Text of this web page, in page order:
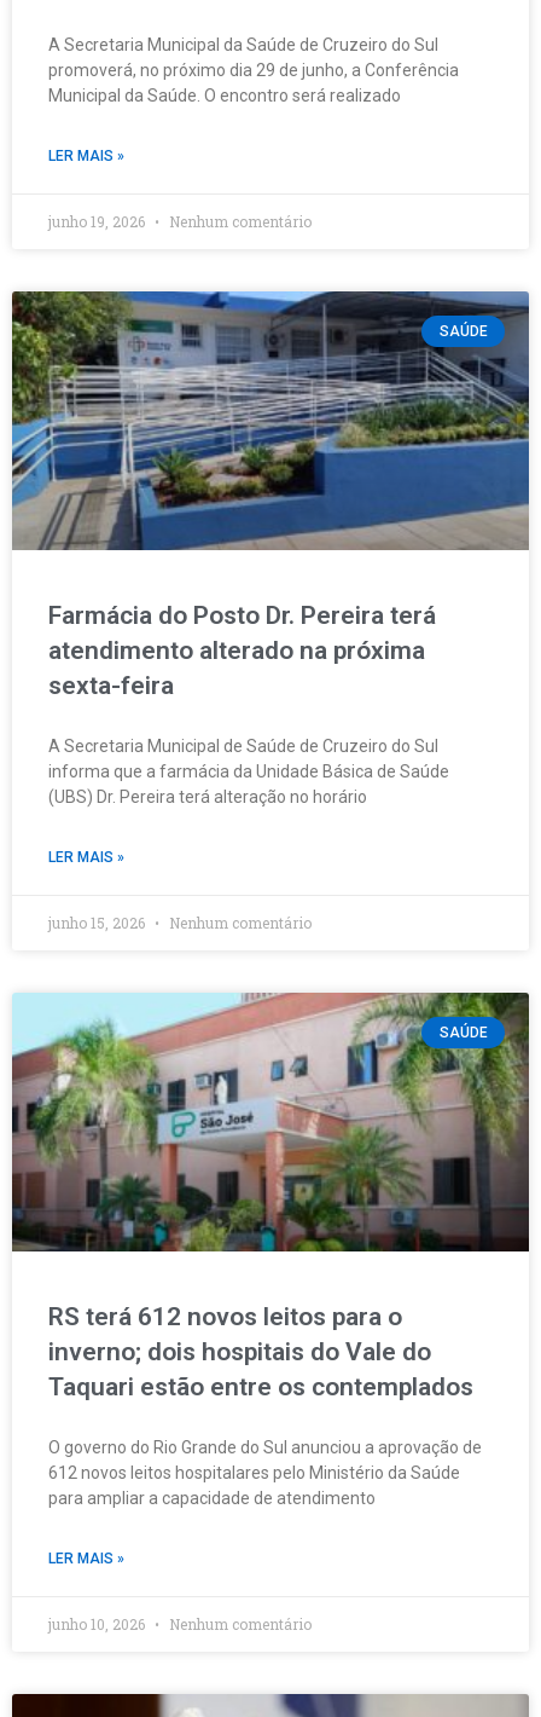
A Secretaria Municipal da Saúde de Cruzeiro do Sul
promoverá, no próximo dia 29 de junho, a Conferência
Municipal da Saúde. O encontro será realizado
LER MAIS »
junho 19, 2026 Nenhum comentário
SAÚDE
Farmácia do Posto Dr. Pereira terá
atendimento alterado na próxima
sexta-feira
A Secretaria Municipal de Saúde de Cruzeiro do Sul
informa que a farmácia da Unidade Básica de Saúde
(UBS) Dr. Pereira terá alteração no horário
LER MAIS »
junho 15, 2026 Nenhum comentário
SAÚDE
RS terá 612 novos leitos para o
inverno; dois hospitais do Vale do
Taquari estão entre os contemplados
O governo do Rio Grande do Sul anunciou a aprovação de
612 novos leitos hospitalares pelo Ministério da Saúde
para ampliar a capacidade de atendimento
LER MAIS »
junho 10, 2026 Nenhum comentário